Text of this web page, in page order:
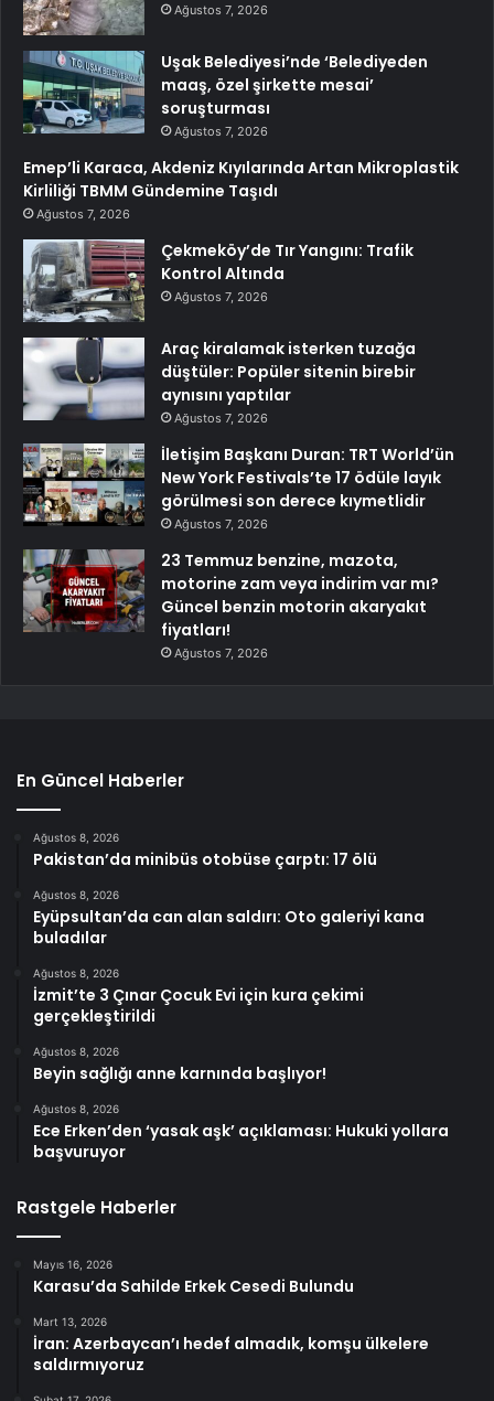
Ağustos 7, 2026
Uşak Belediyesi’nde ‘Belediyeden
maaş, özel şirkette mesai’
soruşturması
Ağustos 7, 2026
Emep’li Karaca, Akdeniz Kıyılarında Artan Mikroplastik
Kirliliği TBMM Gündemine Taşıdı
Ağustos 7, 2026
Çekmeköy’de Tır Yangını: Trafik
Kontrol Altında
Ağustos 7, 2026
Araç kiralamak isterken tuzağa
düştüler: Popüler sitenin birebir
aynısını yaptılar
Ağustos 7, 2026
İletişim Başkanı Duran: TRT World’ün
New York Festivals’te 17 ödüle layık
görülmesi son derece kıymetlidir
Ağustos 7, 2026
23 Temmuz benzine, mazota,
motorine zam veya indirim var mı?
Güncel benzin motorin akaryakıt
fiyatları!
Ağustos 7, 2026
En Güncel Haberler
Ağustos 8, 2026
Pakistan’da minibüs otobüse çarptı: 17 ölü
Ağustos 8, 2026
Eyüpsultan’da can alan saldırı: Oto galeriyi kana
buladılar
Ağustos 8, 2026
İzmit’te 3 Çınar Çocuk Evi için kura çekimi
gerçekleştirildi
Ağustos 8, 2026
Beyin sağlığı anne karnında başlıyor!
Ağustos 8, 2026
Ece Erken’den ‘yasak aşk’ açıklaması: Hukuki yollara
başvuruyor
Rastgele Haberler
Mayıs 16, 2026
Karasu’da Sahilde Erkek Cesedi Bulundu
Mart 13, 2026
İran: Azerbaycan’ı hedef almadık, komşu ülkelere
saldırmıyoruz